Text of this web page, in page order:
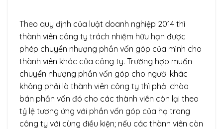
Theo quy định của luật doanh nghiệp 2014 thì
thành viên công ty trách nhiệm hữu hạn được
phép chuyển nhượng phần vốn góp của mình cho
thành viên khác của công ty. Trường hợp muốn
chuyển nhượng phần vốn góp cho người khác
không phải là thành viên công ty thì phải chào
bán phần vốn đó cho các thành viên còn lại theo
tỷ lệ tương ứng với phần vốn góp của họ trong
công ty với cùng điều kiện; nếu các thành viên còn